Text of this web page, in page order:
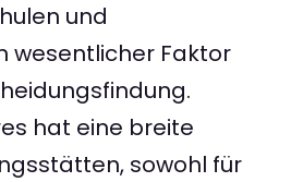
und
wesentlicher Faktor
hat eine breite
sowohl für